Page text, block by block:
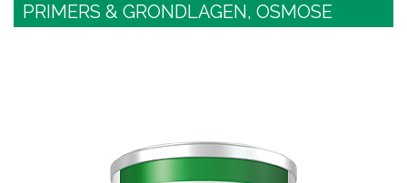
PRIMERS & GRONDLAGEN, OSMOSE